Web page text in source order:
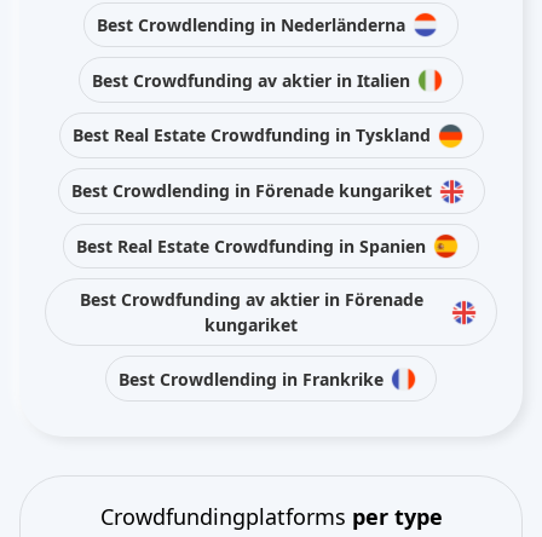
Best Crowdlending in Nederländerna
Best Crowdfunding av aktier in Italien
Best Real Estate Crowdfunding in Tyskland
Best Crowdlending in Förenade kungariket
Best Real Estate Crowdfunding in Spanien
Best Crowdfunding av aktier in Förenade
kungariket
Best Crowdlending in Frankrike
Crowdfundingplatforms per type